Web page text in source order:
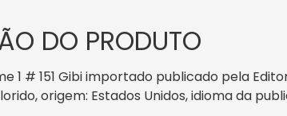
DO PRODUTO
1 # 151 Gibi importado publicado pela
origem: Estados Unidos, idioma da